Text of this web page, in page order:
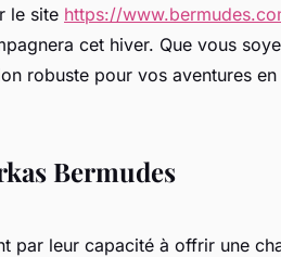
le site https://
cet hiver. Que vous
robuste pour vos aventures
Bermudes
par leur capacité à offrir une